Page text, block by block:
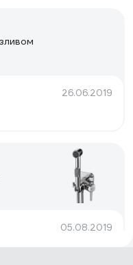
26.06.2019
05.08.2019